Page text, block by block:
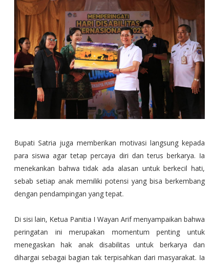
Bupati Satria juga memberikan motivasi langsung kepada
para siswa agar tetap percaya diri dan terus berkarya. Ia
menekankan bahwa tidak ada alasan untuk berkecil hati,
sebab setiap anak memiliki potensi yang bisa berkembang
dengan pendampingan yang tepat.
Di sisi lain, Ketua Panitia I Wayan Arif menyampaikan bahwa
peringatan ini merupakan momentum penting untuk
menegaskan hak anak disabilitas untuk berkarya dan
dihargai sebagai bagian tak terpisahkan dari masyarakat. Ia